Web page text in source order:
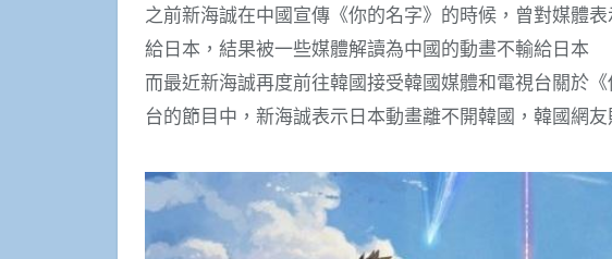
之前新海誠在中國宣傳《你的名字》的時候，曾對媒體
給日本，結果被一些媒體解讀為中國的動畫不輸給日本
而最近新海誠再度前往韓國接受韓國媒體和電視台關於
台的節目中，新海誠表示日本動畫離不開韓國，韓國網